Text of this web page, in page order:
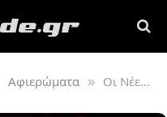
Αφιερώματα » Οι Νέες Τηλεοπτικές Σειρές Του Αυγούστου